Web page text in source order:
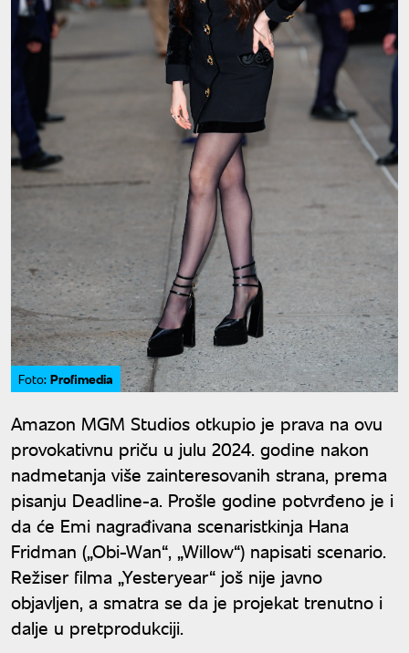
Foto: Profimedia
Amazon MGM Studios otkupio je prava na ovu
provokativnu priču u julu 2024. godine nakon
nadmetanja više zainteresovanih strana, prema
pisanju Deadline-a. Prošle godine potvrđeno je i
da će Emi nagrađivana scenaristkinja Hana
Fridman („Obi-Wan“, „Willow“) napisati scenario.
Režiser filma „Yesteryear“ još nije javno
objavljen, a smatra se da je projekat trenutno i
dalje u pretprodukciji.